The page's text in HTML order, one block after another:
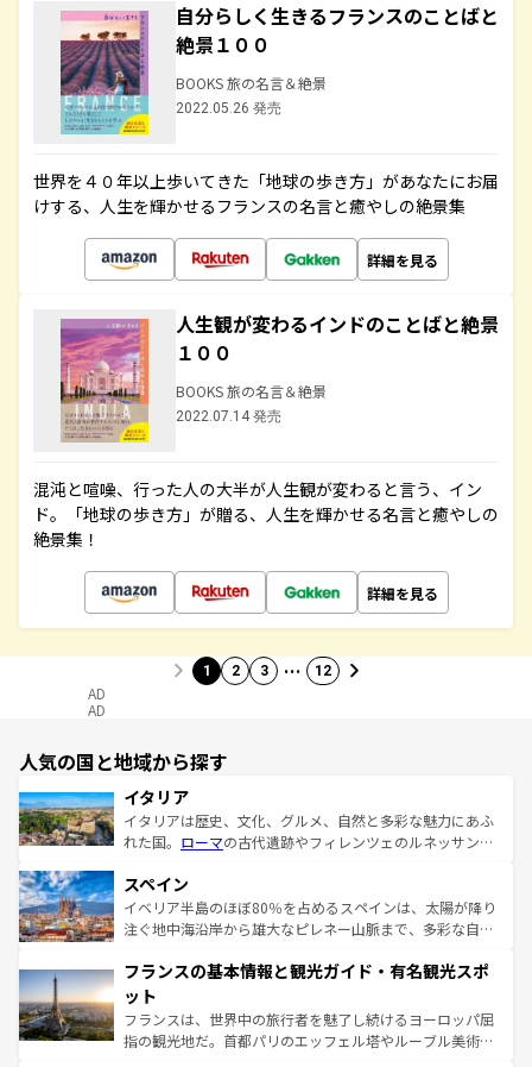
自分らしく生きるフランスのことばと
絶景１００
BOOKS 旅の名言＆絶景
2022.05.26 発売
世界を４０年以上歩いてきた「地球の歩き方」があなたにお届
けする、人生を輝かせるフランスの名言と癒やしの絶景集
詳細を見る
人生観が変わるインドのことばと絶景
１００
BOOKS 旅の名言＆絶景
2022.07.14 発売
混沌と喧噪、行った人の大半が人生観が変わると言う、イン
ド。「地球の歩き方」が贈る、人生を輝かせる名言と癒やしの
絶景集！
詳細を見る
1 2 3 … 12
AD
AD
人気の国と地域から探す
イタリア
イタリアは歴史、文化、グルメ、自然と多彩な魅力にあふ
れた国。 ローマの古代遺跡やフィレンツェのルネッサンス
ろん、トスカーナの美しい田園風景やアマルフィ海岸の絶
景など、自然景観も見逃せない。観光の合間には、本場の
ピザやパスタなど、絶品のイタリア料理を堪能することも
ませてくれるイタリアで、忘れられない旅をしてみよう！
なお、新着のイタリア情報は
しい。
スペイン
イベリア半島のほぼ80％を占めるスペインは、太陽が降り
注ぐ地中海沿岸から雄大なピレネー山脈まで、多彩な自然
文化が根付くこの国では、情熱的なフラメンコ、熱気あふ
れる闘牛、そして美味しいタパスが生活の一部となってい
る。首都マドリードの洗練された雰囲気や、バルセロナの
アートに溢れた街角から、地方では古代ローマ遺跡や中世
フランスの基本情報と観光ガイド・有名観光スポ
ット
フランスは、世界中の旅行者を魅了し続けるヨーロッパ屈
指の観光地だ。首都パリのエッフェル塔やルーブル美術館